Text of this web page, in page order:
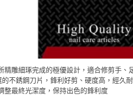
精雕細琢完成的極優設計，適合修剪手、
不銹鋼刀片，鋒利好剪、硬度高，經久
整最終光潔度，保持出色的鋒利度